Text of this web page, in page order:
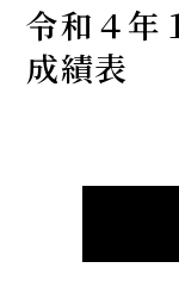
令和４年
成績表